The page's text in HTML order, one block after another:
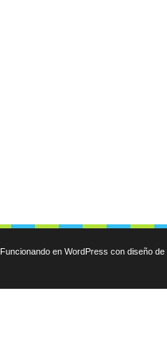
Funcionando en WordPress con diseño de